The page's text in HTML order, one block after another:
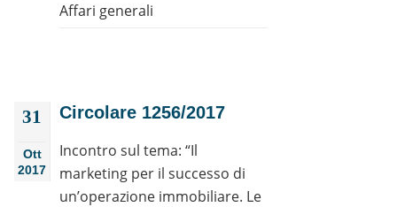
Affari generali
31
Ott
2017
Circolare 1256/2017
Incontro sul tema: “Il
marketing per il successo di
un’operazione immobiliare. Le